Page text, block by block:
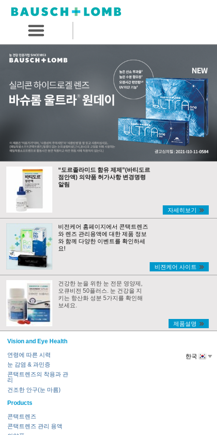
“도르졸라미드 함유 제제”(바티도르
점안액) 의약품 허가사항 변경명령
알림
자세히보기
비전케어 홈페이지에서 콘택트렌즈
와 렌즈 관리용액에 대한 제품 정보
와 함께 다양한 이벤트를 확인하세
요!
비젼케어 사이트
건강한 눈을 위한 눈 전문 영양제,
오큐비전 50플러스. 눈 건강을 지
키는 항산화 성분 5가지를 확인해
보세요.
제품설명
Vision and Eye Health
연령에 따른 시력
눈 감염 & 과민증
콘택트렌즈의 착용과 관
리
건조한 안구(눈 마름)
Products
콘택트렌즈
콘택트렌즈 관리 용액
한국